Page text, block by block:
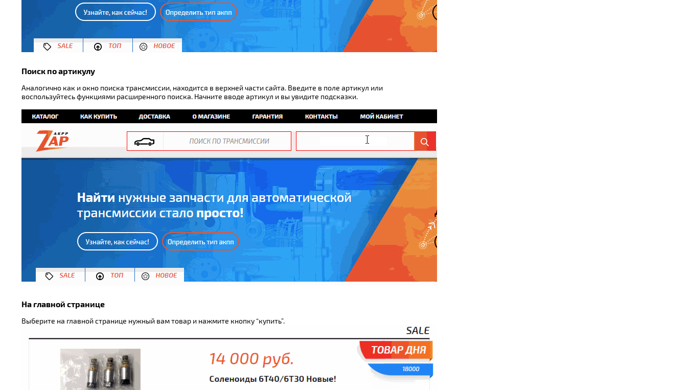
Поиск по артикулу
Аналогично как и окно поиска трансмиссии, находится в верхней части сайта. Введите в поле артикул или
воспользуйтесь функциями расширенного поиска. Начните вводе артикул и вы увидите подсказки.
На главной странице
Выберите на главной странице нужный вам товар и нажмите кнопку “купить”.